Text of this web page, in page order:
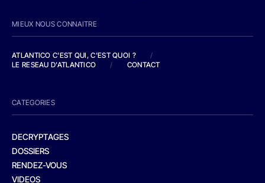
MIEUX NOUS CONNAITRE
ATLANTICO C'EST QUI, C'EST QUOI ?
/
LE RESEAU D'ATLANTICO
/ CONTACT
CATEGORIES
DECRYPTAGES
DOSSIERS
RENDEZ-VOUS
VIDEOS